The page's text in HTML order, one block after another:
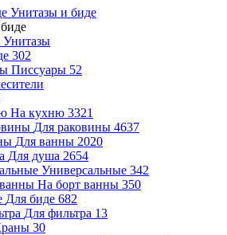
Унитазы и биде
Унитазы
302
Писсуары 52
На кухню 3321
Для раковины 4637
Для ванны 2020
Для душа 2654
Универсальные 342
На борт ванны 350
Для биде 682
Для фильтра 13
30